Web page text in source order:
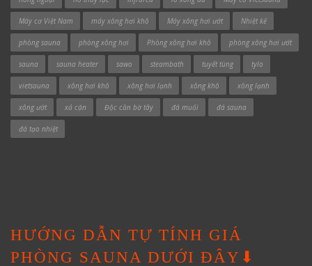
Máy cơ Việt Nam máy xông hơi khô Máy xông hơi ướt Nhiệt kế
phòng sauna phòng xông hơi Phòng xông hơi khô phòng xông hơi ướt
sauna sauna heater sawo steambath tuyết tùng tylo
vietsauna xông hơi khô xông hơi lạnh xông khô xông lạnh
xông ướt xả cặn Độc cần bờ tây đá muối đá sauna
đá tạo nhiệt
HƯỚNG DẪN TỰ TÍNH GIÁ
PHÒNG SAUNA DƯỚI ĐÂY⬇